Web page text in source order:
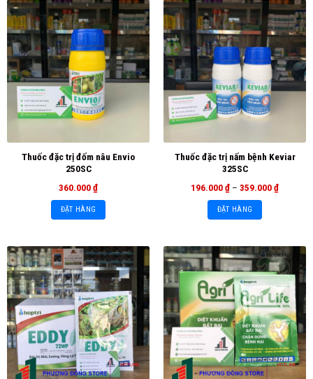
Thuốc đặc trị đốm nâu Envio
250SC
360.000₫
ĐẶT HÀNG
Thuốc đặc trị nấm bệnh Keviar
325SC
196.000₫ – 359.000₫
ĐẶT HÀNG